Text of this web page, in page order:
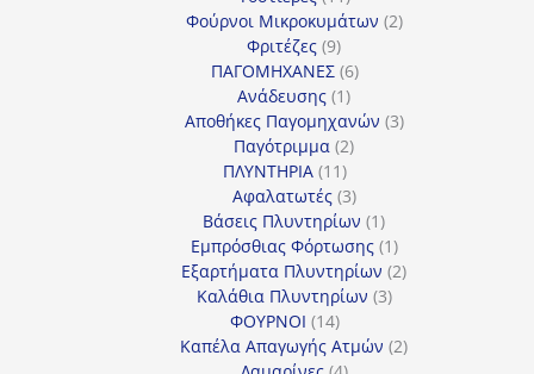
προϊόντα
Φούρνοι Μικροκυμάτων 22
Φριτέζες 99
προϊόντα
ΠΑΓΟΜΗΧΑΝΕΣ 66
Ανάδευσης 11
προϊόν
Αποθήκες Παγομηχανών 33
Παγότριμμα 22
ΠΛΥΝΤΗΡΙΑ 1111
προϊόντα
Αφαλατωτές 33
προϊόντα
Βάσεις Πλυντηρίων 11
προϊόν
Εμπρόσθιας Φόρτωσης 11
προϊόν
Εξαρτήματα Πλυντηρίων 22
Καλάθια Πλυντηρίων 33
ΦΟΥΡΝΟΙ 1414
προϊόντα
Καπέλα Απαγωγής Ατμών 22
4